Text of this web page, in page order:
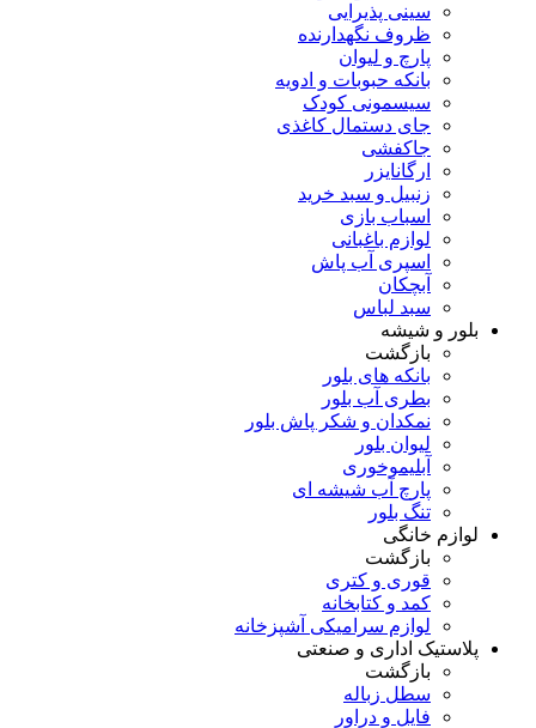
سینی پذیرایی
ظروف نگهدارنده
پارچ و لیوان
بانکه حبوبات و ادویه
سیسمونی کودک
جای دستمال کاغذی
جاکفشی
ارگانایزر
زنبیل و سبد خرید
اسباب بازی
لوازم باغبانی
اسپری آب پاش
آبچکان
سبد لباس
بلور و شیشه
بازگشت
بانکه های بلور
بطری آب بلور
نمکدان و شکر پاش بلور
لیوان بلور
آبلیموخوری
پارچ آب شیشه ای
تنگ بلور
لوازم خانگی
بازگشت
قوری و کتری
کمد و کتابخانه
لوازم سرامیکی آشپزخانه
پلاستیک اداری و صنعتی
بازگشت
سطل زباله
فایل و دراور